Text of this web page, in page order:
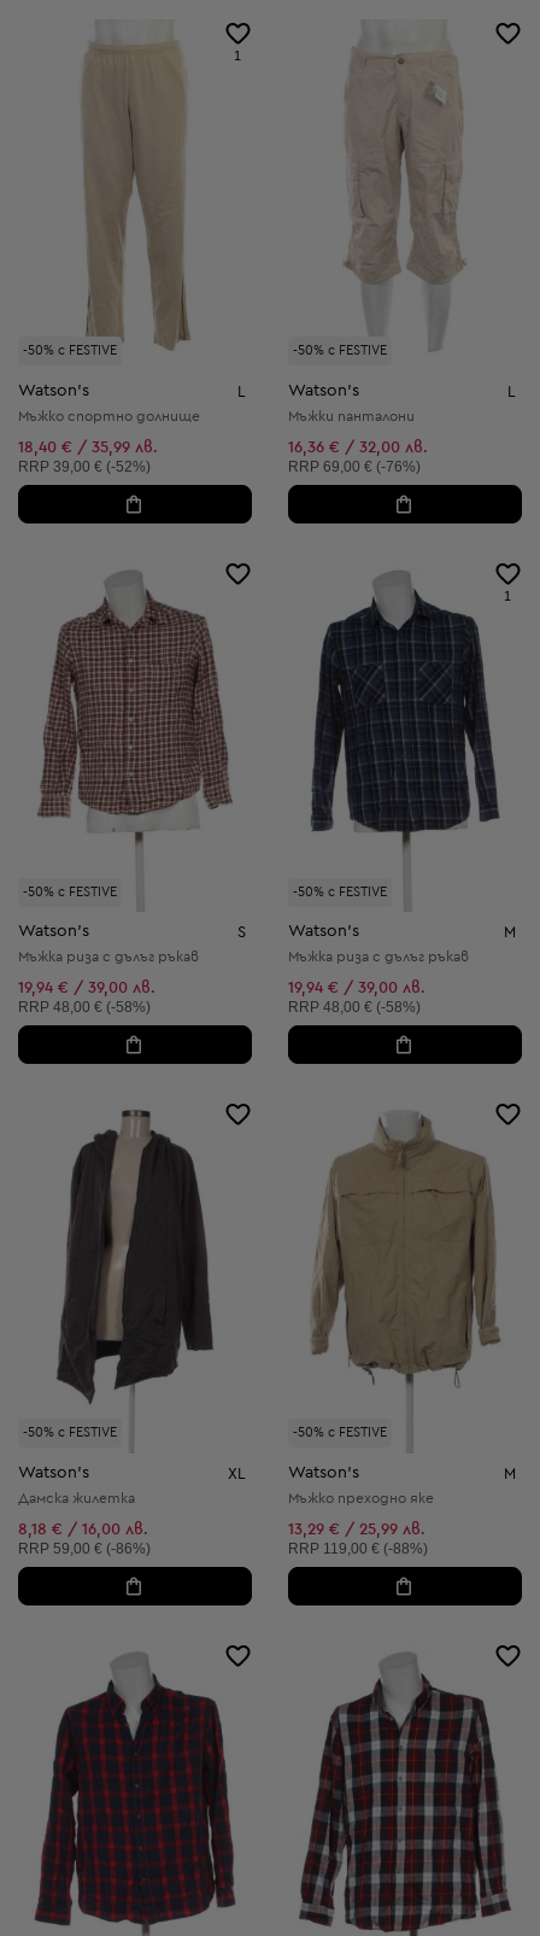
-50% с FESTIVE
1
Watson's
Мъжко спортно долнище
18,40 € / 35,99 лв.
Препоръчителна цена:
RRP 39,00 € (-52%)
-50% с FESTIVE
Watson's
Мъжки панталони
16,36 € / 32,00 лв.
Препоръчителна цена:
RRP 69,00 € (-76%)
-50% с FESTIVE
Watson's S
Мъжка риза с дълъг ръкав
19,94 € / 39,00 лв.
Препоръчителна цена:
RRP 48,00 € (-58%)
-50% с FESTIVE
1
Watson's M
Мъжка риза с дълъг ръкав
19,94 € / 39,00 лв.
Препоръчителна цена:
RRP 48,00 € (-58%)
-50% с FESTIVE
Watson's XL
Дамска жилетка
8,18 € / 16,00 лв.
Препоръчителна цена:
RRP 59,00 € (-86%)
-50% с FESTIVE
Watson's M
Мъжко преходно яке
13,29 € / 25,99 лв.
Препоръчителна цена:
RRP 119,00 € (-88%)